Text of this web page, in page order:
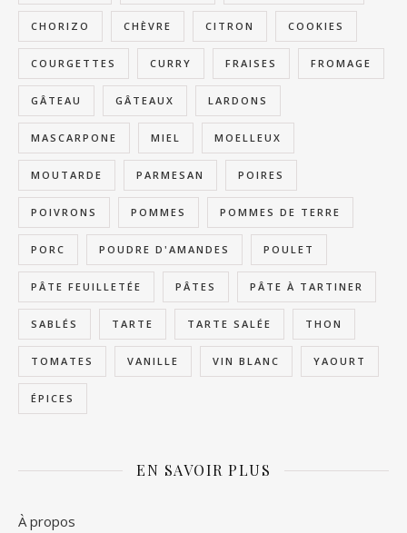
CHORIZO CHÈVRE CITRON COOKIES
COURGETTES CURRY FRAISES FROMAGE
GÂTEAU GÂTEAUX LARDONS
MASCARPONE MIEL MOELLEUX
MOUTARDE PARMESAN POIRES
POIVRONS POMMES POMMES DE TERRE
PORC POUDRE D'AMANDES POULET
PÂTE FEUILLETÉE PÂTES PÂTE À TARTINER
SABLÉS TARTE TARTE SALÉE THON
TOMATES VANILLE VIN BLANC YAOURT
ÉPICES
EN SAVOIR PLUS
À propos